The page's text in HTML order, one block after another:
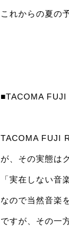
これからの夏の
■TACOMA FUJI
TACOMA FUJI
が、その実態は
「実在しない音
なので当然音楽
ですが、その一